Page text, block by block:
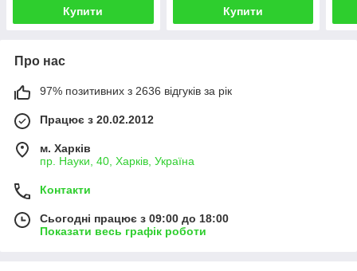
Купити Купити
Про нас
97% позитивних з 2636 відгуків за рік
Працює з 20.02.2012
м. Харків
пр. Науки, 40, Харків, Україна
Контакти
Сьогодні працює з 09:00 до 18:00
Показати весь графік роботи